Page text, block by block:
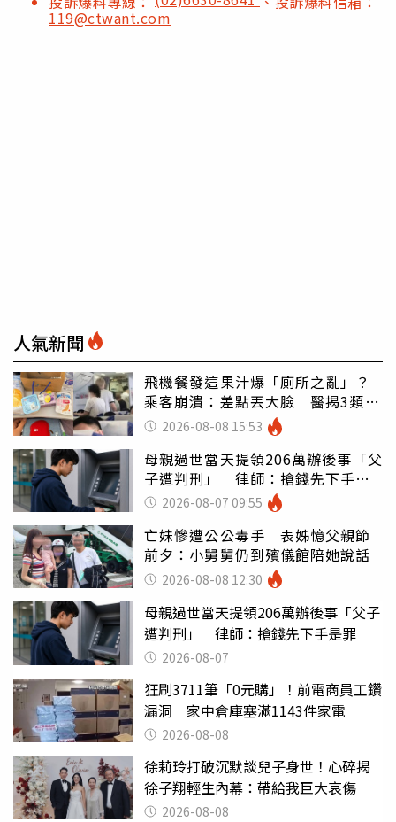
119@ctwant.com
人氣新聞
飛機餐發這果汁爆「廁所之亂」？
乘客崩潰：差點丟大臉 醫揭3類人
別亂喝
2026-08-08 15:53
母親過世當天提領206萬辦後事「父
子遭判刑」 律師：搶錢先下手是
罪 2026-08-07 09:55
亡妹慘遭公公毒手 表姊憶父親節
前夕：小舅舅仍到殯儀館陪她說話
2026-08-08 12:30
母親過世當天提領206萬辦後事「父子
遭判刑」 律師：搶錢先下手是罪
2026-08-07
狂刷3711筆「0元購」！前電商員工鑽
漏洞 家中倉庫塞滿1143件家電
2026-08-08
徐莉玲打破沉默談兒子身世！心碎揭
徐子翔輕生內幕：帶給我巨大哀傷
2026-08-08